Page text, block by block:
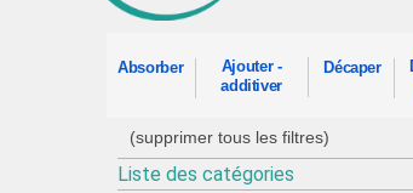
Absorber
Ajouter -
additiver
Décaper
(supprimer tous les filtres)
Liste des catégories